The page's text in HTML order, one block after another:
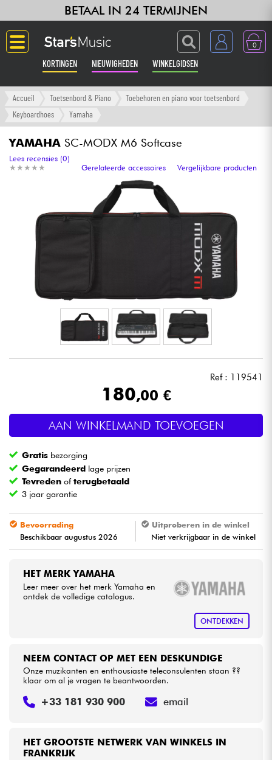
BETAAL IN 24 TERMIJNEN
0
KORTINGEN NIEUWIGHEDEN WINKELGIDSEN
Langue
Versterker & Effecten
Toetsenbord & Piano
Synths & samplers
Microfoon
Licht
Blaasinstrument
Kinderen
Kabels & toebehoren
Bekijk onze merken
Accueil Toetsenbord & Piano
Toebehoren en piano voor toetsenbord
Keyboardhoes
Yamaha
YAMAHA SC-MODX M6 Softcase
★ ★ ★ ★ ★
★ ★ ★ ★ ★
Lees recensies (0)
Gerelateerde accessoires
Vergelijkbare producten
Ref : 119541
180,00 €
AAN WINKELMAND TOEVOEGEN
Gratis bezorging
Gegarandeerd lage prijzen
Tevreden ofterugbetaald
3 jaar garantie
Bevoorrading
Beschikbaar augustus 2026
Uitproberen in de winkel
Niet verkrijgbaar in de winkel
HET MERK YAMAHA
Leer meer over het merk Yamaha en
ontdek de volledige catalogus.
ONTDEKKEN
HET GROOTSTE NETWERK VAN WINKELS IN
FRANKRIJK
NEEM CONTACT OP MET EEN DESKUNDIGE
Onze muzikanten en enthousiaste teleconsulenten staan ??
klaar om al je vragen te beantwoorden.
+33 181 930 900 email